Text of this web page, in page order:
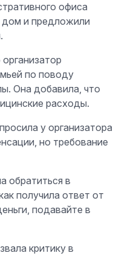
офиса
и предложили
по поводу
Она добавила, что
расходы.
у организатора
но требование
обратиться в
получила ответ от
подавайте в
критику в